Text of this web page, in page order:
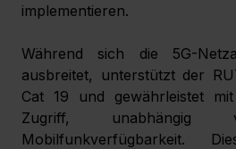
implementieren.
Während sich die 5G-
ausbreitet, unterstützt der
Cat 19 und gewährleistet
Zugriff,
Mobilfunkverfügbarkeit.